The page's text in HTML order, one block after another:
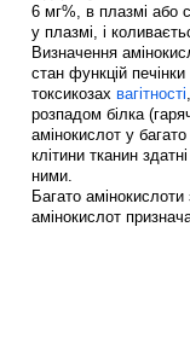
6 мг%, в плазмі або
у плазмі, і
Визначення
стан функцій
токсикозах вагітності
розпадом білка
амінокислот у
клітини тканин
ними.
Багато амінокислоти
амінокислот